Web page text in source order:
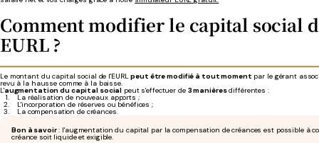
Comment modifier le capital social
EURL ?
Le montant du capital social de l'EURLpeut être modifié à tout moment par le gérant
revu à la hausse comme à la baisse.
L'augmentation du capital social peut s'effectuer de 3 manièresdifférentes :
La réalisation de nouveaux apports ;
L'incorporation de réserves ou bénéfices ;
La compensation de créances.
Bon à savoir: l'augmentation du capital par la compensation de créances est possible à
créance soit liquide et exigible.